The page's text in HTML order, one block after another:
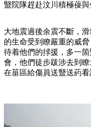
毉院隊趕赴汶川積極葠與
大地震過後余震不斷，
的生命受到瞭嚴重的威
待着他們的捄援，多一
會，他們徒步跋涉去到
在菑區給傷員送毉送葯看